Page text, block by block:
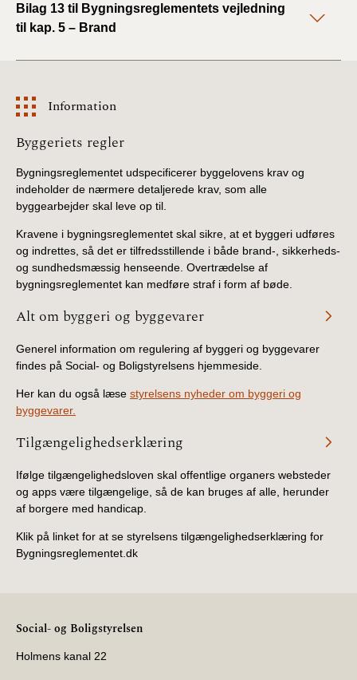
BR18 (1/1 - 30/6
2022)
2021)
BR18 (1/7-31/12
2020)
BR18 (10/3-30/6
2020)
BR18 (1/1-9/3 2020)
2019)
BR18 (1/1-4/7 2019)
2018)
BR18 (1/1-30/6
BR15 (2015-2018)
Bilag 13 til Bygningsreglementets vejledning
til kap. 5 – Brand
Information
Information
Byggeriets regler
Bygningsreglementet udspecificerer byggelovens krav og
indeholder de nærmere detaljerede krav, som alle
byggearbejder skal leve op til.
Kravene i bygningsreglementet skal sikre, at et byggeri udføres
og indrettes, så det er tilfredsstillende i både brand-, sikkerheds-
og sundhedsmæssig henseende. Overtrædelse af
bygningsreglementet kan medføre straf i form af bøde.
Alt om byggeri og byggevarer
Generel information om regulering af byggeri og byggevarer
findes på Social- og Boligstyrelsens hjemmeside.
Her kan du også læse styrelsens nyheder om byggeri og
byggevarer.
Tilgængelighedserklæring
Ifølge tilgængelighedsloven skal offentlige organers websteder
og apps være tilgængelige, så de kan bruges af alle, herunder
af borgere med handicap.
Klik på linket for at se styrelsens tilgængelighedserklæring for
Bygningsreglementet.dk
Social- og Boligstyrelsen
Holmens kanal 22